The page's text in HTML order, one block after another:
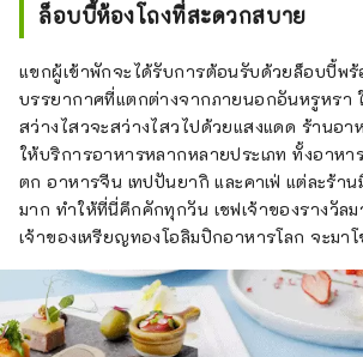
ล็อบบี้ห้องโถงที่สะดวกสบาย
แขกผู้เข้าพักจะได้รับการต้อนรับด้วยล็อบบี้พร้
บรรยากาศที่แตกต่างจากภายนอกอันหรูหรา
สว่างไสวจะสว่างไสวไปด้วยแสงแดด ร้านอ
ให้บริการอาหารหลากหลายประเภท ทั้งอาห
ตก อาหารจีน เทปปันยากิ และคาเฟ่ แต่ละร้า
มาก ทำให้ที่นี่คึกคักทุกวัน เชฟเจ้าของรางวัล
เจ้าของเหรียญทองโอลิมปิกอาหารโลก จะมา